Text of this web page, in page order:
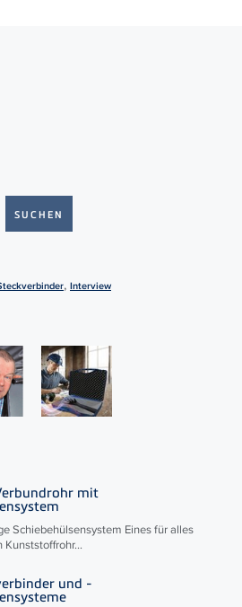
, Interview
mit
Schiebehülsensystem Eines für alles
Kunststoffrohr...
und -